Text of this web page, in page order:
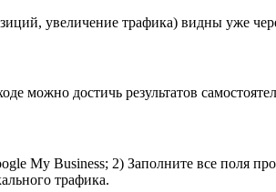
увеличение трафика) видны уже
можно достичь результатов
My Business; 2) Заполните все поля
трафика.